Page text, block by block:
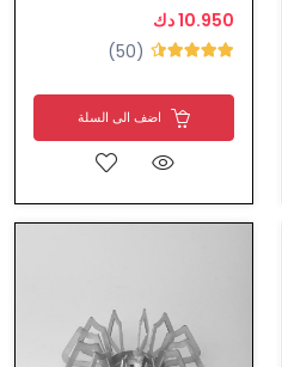
10.950 دك
(50)
اضف الى السلة